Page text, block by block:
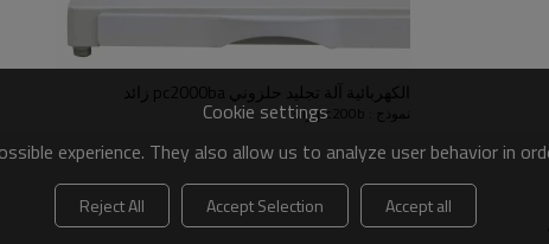
الكهربائية آلة تجليد حلزوني pc2000ba زائد
نموذج : pc200b زائد
Cookie settings
experience. They also allow us to analyze user behavior in
Accept all
Accept Selection
Reject All